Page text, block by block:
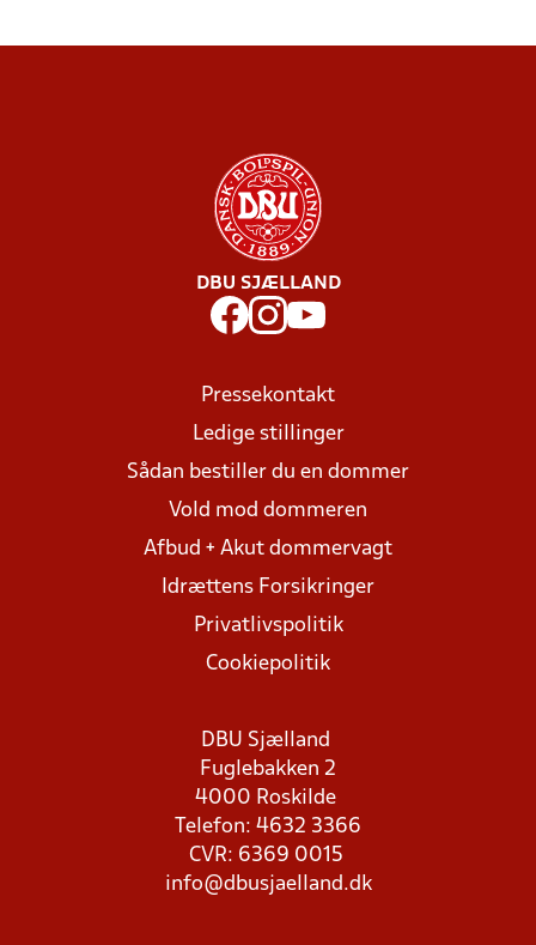
DBU SJÆLLAND
Pressekontakt
Ledige stillinger
Sådan bestiller du en dommer
Vold mod dommeren
Afbud + Akut dommervagt
Idrættens Forsikringer
Privatlivspolitik
Cookiepolitik
DBU Sjælland
Fuglebakken 2
4000 Roskilde
Telefon: 4632 3366
CVR: 6369 0015
info@dbusjaelland.dk